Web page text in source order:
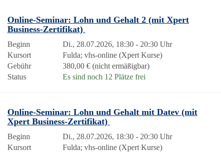
Online-Seminar: Lohn und Gehalt 2 (mit Xpert
Business-Zertifikat)
Beginn
Di., 28.07.2026, 18:30 - 20:30 Uhr
Kursort
Fulda; vhs-online (Xpert Kurse)
Gebühr
380,00 € (nicht ermäßigbar)
Status
Es sind noch 12 Plätze frei
Online-Seminar: Lohn und Gehalt mit Datev (mit
Xpert Business-Zertifikat)
Beginn
Di., 28.07.2026, 18:30 - 20:30 Uhr
Kursort
Fulda; vhs-online (Xpert Kurse)